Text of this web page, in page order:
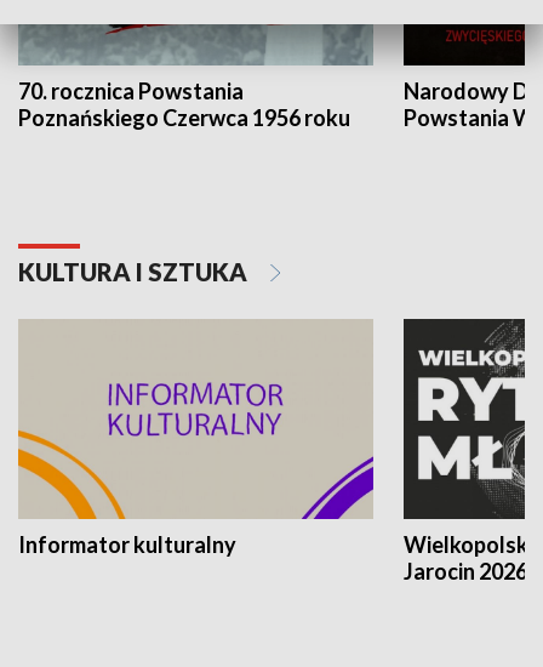
70. rocznica Powstania
Poznańskiego Czerwca 1956 roku
Narodowy
Powstania
KULTURA I SZTUKA
Informator kulturalny
Jarocin 2026